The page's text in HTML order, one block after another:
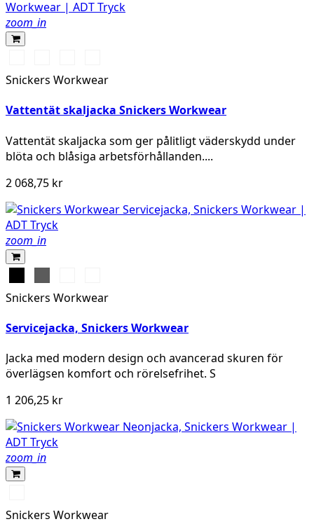
zoom_in
Snickers Workwear
Vattentät skaljacka Snickers Workwear
Vattentät skaljacka som ger pålitligt väderskydd under
blöta och blåsiga arbetsförhållanden....
2 068,75 kr
zoom_in
Snickers Workwear
Servicejacka, Snickers Workwear
Jacka med modern design och avancerad skuren för
överlägsen komfort och rörelsefrihet. S
1 206,25 kr
zoom_in
Snickers Workwear